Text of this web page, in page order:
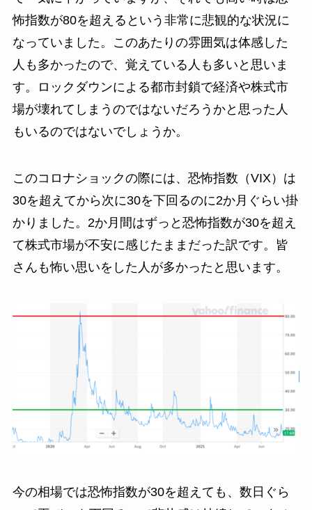
怖指数が80を超えるという非常に悲観的な状況に
なっていました。このあたりの雰囲気は体感した
人も多かったので、覚えている人も多いと思いま
す。ロックダウンによる都市封鎖で経済や株式市
場が壊れてしまうのではないだろうかと思った人
もいるのではないでしょうか。
このコロナショックの際には、恐怖指数（VIX）は
30を超えてから次に30を下回るのに2か月ぐらい掛
かりました。2か月間はずっと恐怖指数が30を超え
て株式市場が不安に感じたままだった訳です。皆
さんも怖い思いをした人が多かったと思います。
今の相場では恐怖指数が30を超えても、数日ぐら